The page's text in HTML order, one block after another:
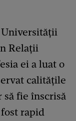
Universității
Relații
ei a luat o
calitățile
să fie înscrisă
rapid